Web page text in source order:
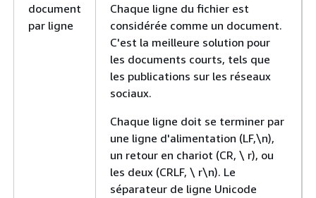
document
par ligne
Chaque ligne du fichier est
considérée comme un document.
C'est la meilleure solution pour
les documents courts, tels que
les publications sur les réseaux
sociaux.
Chaque ligne doit se terminer par
une ligne d'alimentation (LF,\n),
un retour en chariot (CR, \ r), ou
les deux (CRLF, \ r\n). Le
séparateur de ligne Unicode